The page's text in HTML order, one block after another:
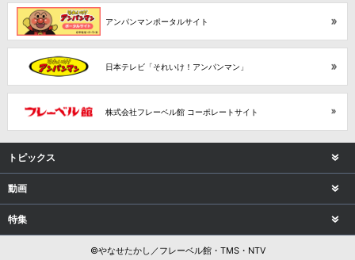
アンパンマンポータルサイト
日本テレビ「それいけ！アンパンマン」
株式会社フレーベル館 コーポレートサイト
トピックス
動画
特集
©やなせたかし／フレーベル館・TMS・NTV